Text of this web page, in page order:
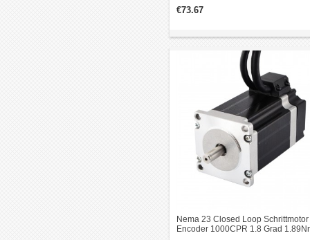
Ausgangssignal: 2 Kanäle;
1000ppr.
€73.67
Nema 23 Closed Loop Schrittmotor
Encoder 1000CPR 1.8 Grad